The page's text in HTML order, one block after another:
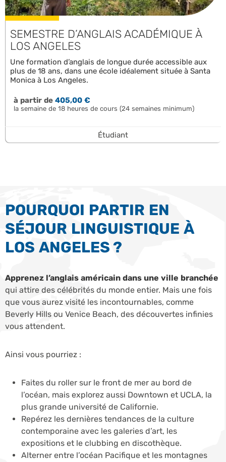
SEMESTRE D’ANGLAIS ACADÉMIQUE À
LOS ANGELES
Une formation d’anglais de longue durée accessible aux
plus de 18 ans, dans une école idéalement située à Santa
Monica à Los Angeles.
à partir de405,00 €
la semaine de 18 heures de cours (24 semaines minimum)
Étudiant
POURQUOI PARTIR EN
SÉJOUR LINGUISTIQUE À
LOS ANGELES ?
Apprenez l’anglais américain dans une ville branchée
qui attire des célébrités du monde entier. Mais une fois
que vous aurez visité les incontournables, comme
Beverly Hills ou Venice Beach, des découvertes infinies
vous attendent.
Ainsi vous pourriez :
Faites du roller sur le front de mer au bord de
l’océan, mais explorez aussi Downtown et UCLA, la
plus grande université de Californie.
Repérez les dernières tendances de la culture
contemporaine avec les galeries d’art, les
expositions et le clubbing en discothèque.
Alterner entre l’océan Pacifique et les montagnes